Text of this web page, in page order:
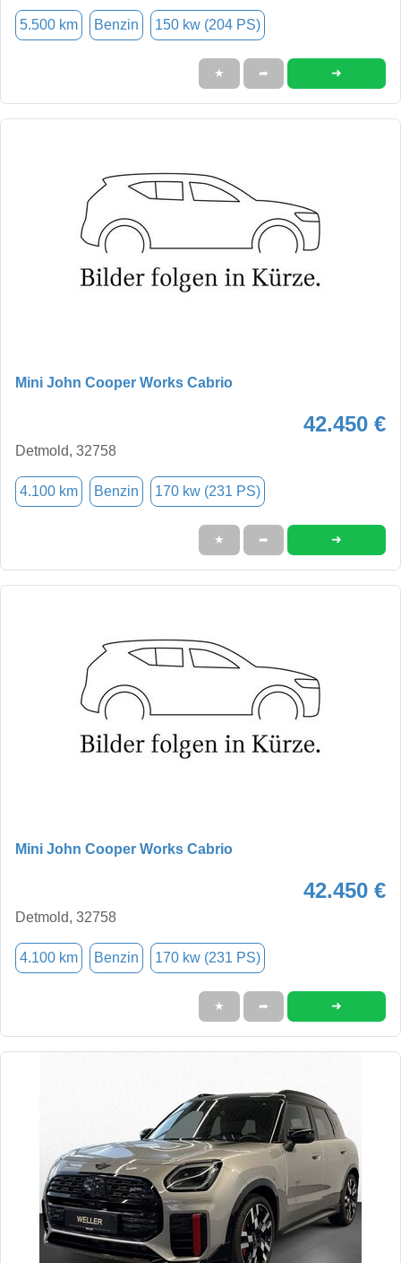
5.500 km Benzin 150 kw (204 PS)
★ ➦ ➜
Mini John Cooper Works Cabrio
42.450 €
Detmold, 32758
4.100 km Benzin 170 kw (231 PS)
★ ➦ ➜
Mini John Cooper Works Cabrio
42.450 €
Detmold, 32758
4.100 km Benzin 170 kw (231 PS)
★ ➦ ➜